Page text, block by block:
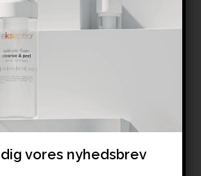
vores nyhedsbrev